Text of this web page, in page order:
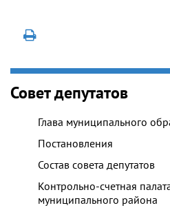
Совет депутатов
Глава муниципального
Постановления
Состав совета депутатов
Контрольно-счетная
муниципального района